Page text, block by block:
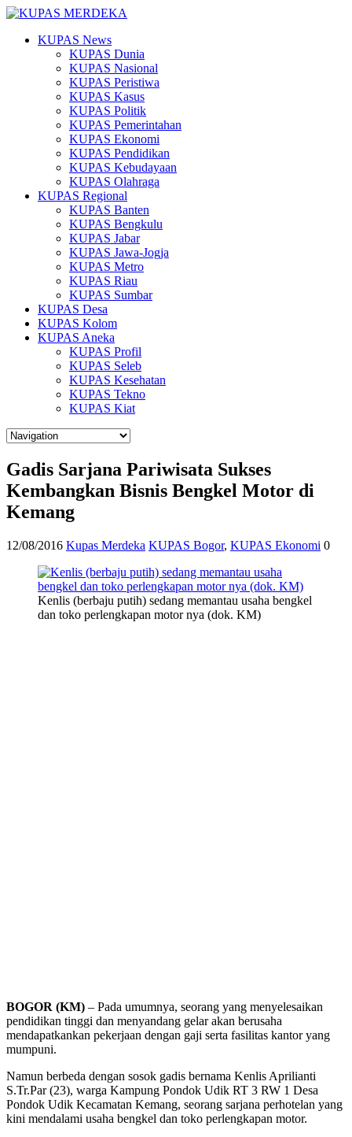
KUPAS News
KUPAS Dunia
KUPAS Nasional
KUPAS Peristiwa
KUPAS Kasus
KUPAS Politik
KUPAS Pemerintahan
KUPAS Ekonomi
KUPAS Pendidikan
KUPAS Kebudayaan
KUPAS Olahraga
KUPAS Regional
KUPAS Banten
KUPAS Bengkulu
KUPAS Jabar
KUPAS Jawa-Jogja
KUPAS Metro
KUPAS Riau
KUPAS Sumbar
KUPAS Desa
KUPAS Kolom
KUPAS Aneka
KUPAS Profil
KUPAS Seleb
KUPAS Kesehatan
KUPAS Tekno
KUPAS Kiat
Gadis Sarjana Pariwisata Sukses
Kembangkan Bisnis Bengkel Motor di
Kemang
12/08/2016 Kupas Merdeka KUPAS Bogor, KUPAS Ekonomi 0
Kenlis (berbaju putih) sedang memantau usaha bengkel
dan toko perlengkapan motor nya (dok. KM)
BOGOR (KM) – Pada umumnya, seorang yang menyelesaikan
pendidikan tinggi dan menyandang gelar akan berusaha
mendapatkankan pekerjaan dengan gaji serta fasilitas kantor yang
mumpuni.
Namun berbeda dengan sosok gadis bernama Kenlis Aprilianti
S.Tr.Par (23), warga Kampung Pondok Udik RT 3 RW 1 Desa
Pondok Udik Kecamatan Kemang, seorang sarjana perhotelan yang
kini mendalami usaha bengkel dan toko perlengkapan motor.